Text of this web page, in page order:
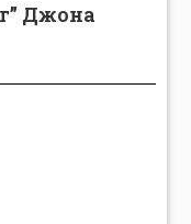
Джона